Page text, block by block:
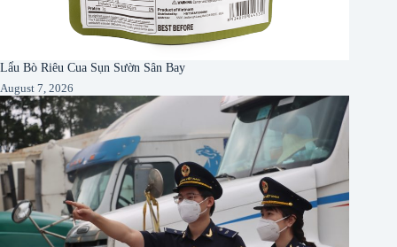
Lẩu Bò Riêu Cua Sụn Sườn Sân Bay
August 7, 2026